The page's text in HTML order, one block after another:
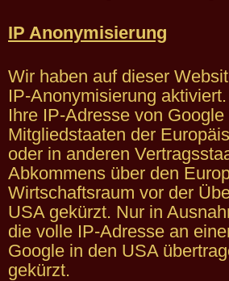
IP Anonymisierung
Wir haben auf dieser
IP-Anonymisierung
Ihre IP-Adresse von
Mitgliedstaaten der
oder in anderen
Abkommens über den
Wirtschaftsraum vor der
USA gekürzt. Nur in
die volle IP-Adresse an
Google in den USA
gekürzt.